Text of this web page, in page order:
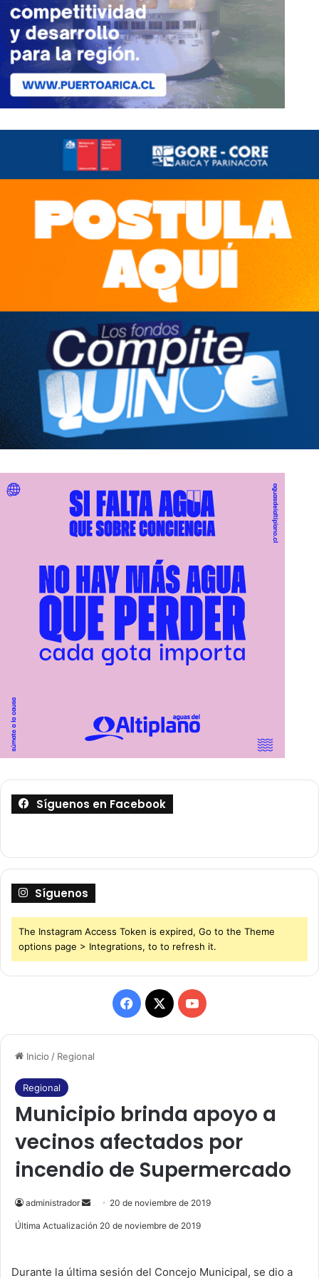
Inicio / Regional
Regional
Municipio brinda apoyo a
vecinos afectados por
incendio de Supermercado
administrador
e
a
20 de noviembre de 2019
Última Actualización 20 de noviembre de 2019
Durante la última sesión del Concejo Municipal, se dio a
Síguenos en Facebook
Síguenos
The Instagram Access Token is expired, Go to the Theme
options page > Integrations, to to refresh it.
F
a
b
o
o
k
X
Y
o
u
b
e